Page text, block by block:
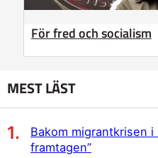
För fred och socialism
MEST LÄST
Bakom migrantkrisen i
framtagen”